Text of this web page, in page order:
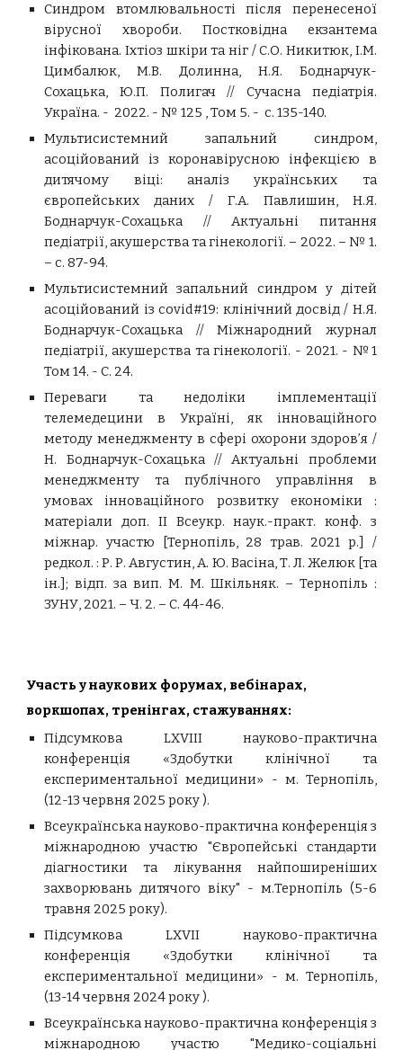
Синдром втомлювальності після перенесеної
вірусної хвороби. Постковідна екзантема
інфікована. Іхтіоз шкіри та ніг / C.О. Никитюк, І.М.
Цимбалюк, М.В. Долинна, Н.Я. Боднарчук-
Сохацька, Ю.П. Полигач // Сучасна педіатрія.
Україна. - 2022. - № 125 , Том 5. - с. 135-140.
Мультисистемний запальний синдром,
асоційований із коронавірусною інфекцією в
дитячому віці: аналіз українських та
європейських даних / Г.А. Павлишин, Н.Я.
Боднарчук-Сохацька // Актуальні питання
педіатрії, акушерства та гінекології. – 2022. – № 1.
– с. 87-94.
Мультисистемний запальний синдром у дітей
асоційований із covid#19: клінічний досвід / Н.Я.
Боднарчук-Сохацька // Міжнародний журнал
педіатрії, акушерства та гінекології. - 2021. - №1
Том 14. - С. 24.
Переваги та недоліки імплементації
телемедецини в Україні, як інноваційного
методу менеджменту в сфері охорони здоров’я /
Н. Боднарчук-Сохацька // Актуальні проблеми
менеджменту та публічного управління в
умовах інноваційного розвитку економіки :
матеріали доп. ІІ Всеукр. наук.-практ. конф. з
міжнар. участю [Тернопіль, 28 трав. 2021 р.] /
редкол. : Р. Р. Августин, А. Ю. Васіна, Т. Л. Желюк [та
ін.]; відп. за вип. М. М. Шкільняк. – Тернопіль :
ЗУНУ, 2021. – Ч. 2. – С. 44-46.
Участь у наукових форумах, вебінарах,
воркшопах, тренінгах, стажуваннях:
Підсумкова LXVІІІ науково-практична
конференція «Здобутки клінічної та
експериментальної медицини» - м. Тернопіль,
(12-13 червня 2025 року ).
Всеукраїнська науково-практична конференція з
міжнародною участю "Європейські стандарти
діагностики та лікування найпоширеніших
захворювань дитячого віку" - м.Тернопіль (5-6
травня 2025 року).
Підсумкова LXVІІ науково-практична
конференція «Здобутки клінічної та
експериментальної медицини» - м. Тернопіль,
(13-14 червня 2024 року ).
Всеукраїнськанауково-практична конференція з
міжнародною участю "Медико-соціальні